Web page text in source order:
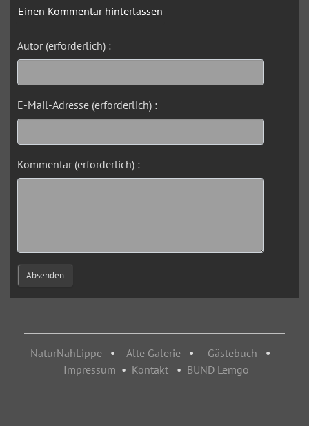
Einen Kommentar hinterlassen
Autor (erforderlich) :
E-Mail-Adresse (erforderlich) :
Kommentar (erforderlich) :
Absenden
NaturNahLippe • Alte Galerie • Gästebuch
•
Impressum • Kontakt• BUND Lemgo